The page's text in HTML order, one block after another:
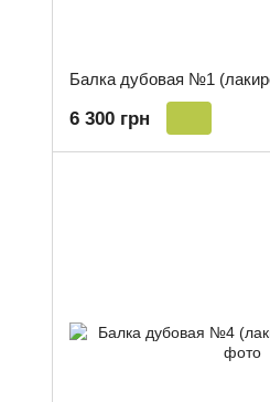
Балка дубовая №1
6 300 грн